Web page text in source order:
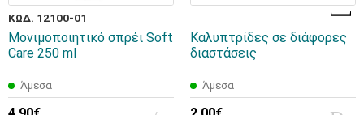
ΚΩΔ. 12100-01
Μονιμοποιητικό σπρέι Soft
Care 250 ml
Άμεσα
Καλυπτρίδες σε διάφορες
διαστάσεις
Άμεσα